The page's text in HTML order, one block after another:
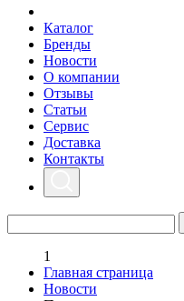
Каталог
Бренды
Новости
О компании
Отзывы
Статьи
Сервис
Доставка
Контакты
1
Главная страница
Новости